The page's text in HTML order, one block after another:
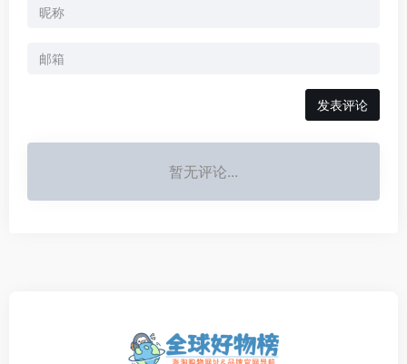
发表评论
暂无评论...